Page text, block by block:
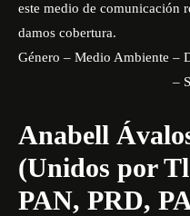
este medio de comunicación
damos cobertura.
Género – Medio Ambiente –
–
Anabell
(Unidos por
PAN, PRD,